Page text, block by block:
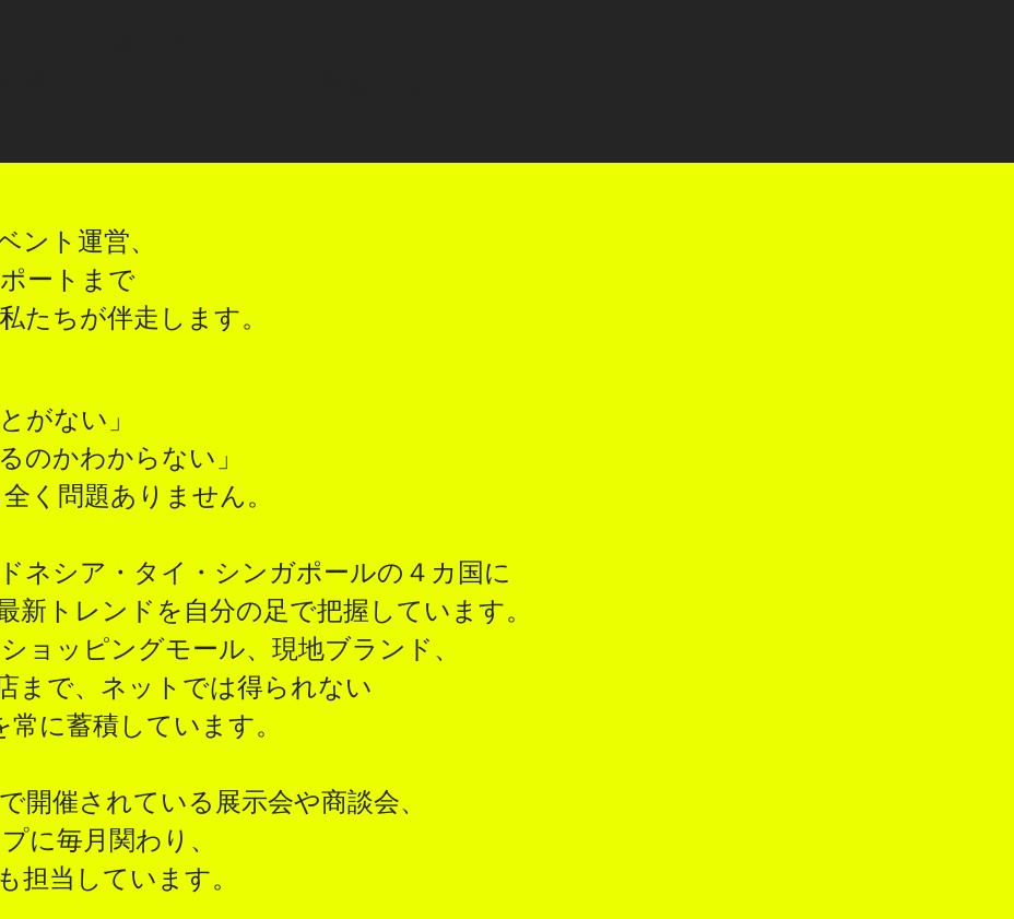
ント運営、
ートまで
たちが伴走します。
がない」
のかわからない」
く問題ありません。
ネシア・タイ・シンガポールの４カ国に
新トレンドを自分の足で把握しています。
ョッピングモール、現地ブランド、
まで、ネットでは得られない
常に蓄積しています。
開催されている展示会や商談会、
に毎月関わり、
担当しています。